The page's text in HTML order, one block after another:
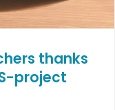
thanks
project